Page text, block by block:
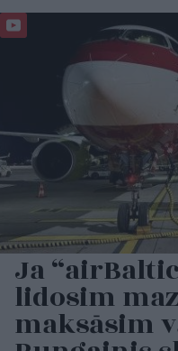
Ja
lidosim
maksāsim